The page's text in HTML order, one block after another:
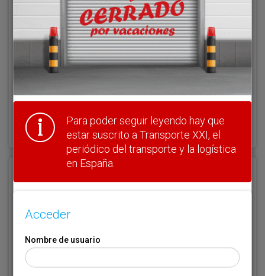
¿Olvidó su clave?
Haga clic aquí para recuperarla.
Registrarse
Email*
Para poder seguir leyendo hay que
estar suscrito a Transporte XXI, el
periódico del transporte y la logística
en España.
Acceder
Nombre de usuario